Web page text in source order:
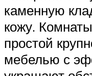
каменную
кожу.
простой
мебелью с